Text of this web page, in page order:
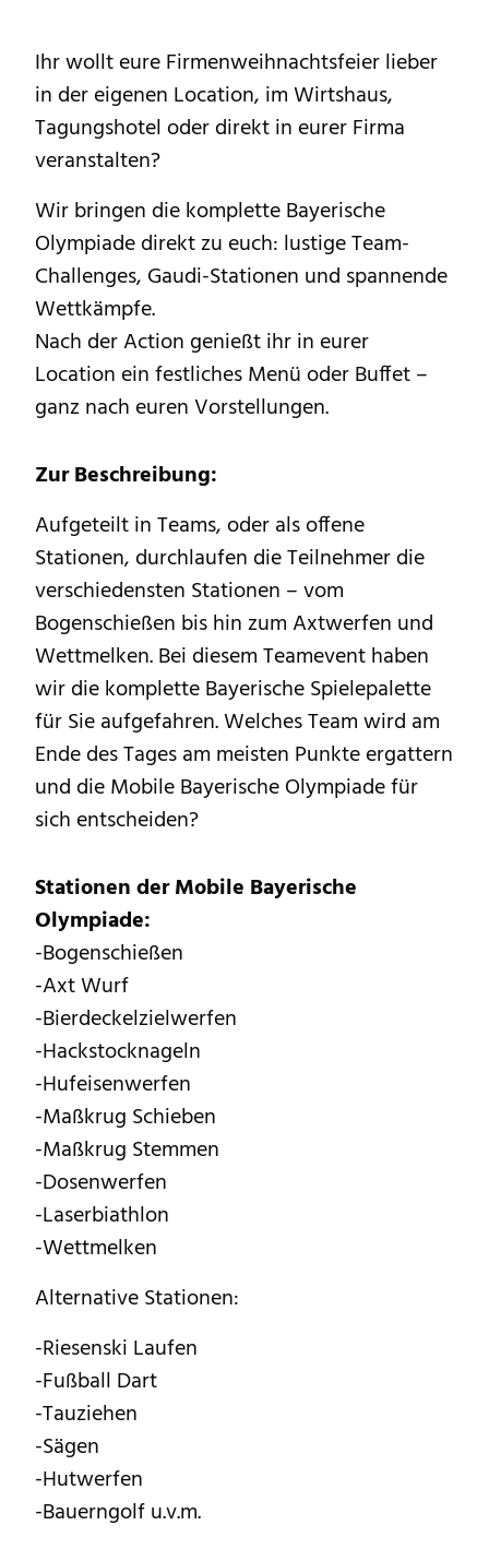
Ihr wollt eure Firmenweihnachtsfeier lieber
in der eigenen Location, im Wirtshaus,
Tagungshotel oder direkt in eurer Firma
veranstalten?
Wir bringen die komplette Bayerische
Olympiade direkt zu euch: lustige Team-
Challenges, Gaudi-Stationen und spannende
Wettkämpfe.
Nach der Action genießt ihr in eurer
Location ein festliches Menü oder Buffet –
ganz nach euren Vorstellungen.
Zur Beschreibung:
Aufgeteilt in Teams, oder als offene
Stationen, durchlaufen die Teilnehmer die
verschiedensten Stationen – vom
Bogenschießen bis hin zum Axtwerfen und
Wettmelken. Bei diesem Teamevent haben
wir die komplette Bayerische Spielepalette
für Sie aufgefahren. Welches Team wird am
Ende des Tages am meisten Punkte ergattern
und die Mobile Bayerische Olympiade für
sich entscheiden?
Stationen der Mobile Bayerische
Olympiade:
-Bogenschießen
-Axt Wurf
-Bierdeckelzielwerfen
-Hackstocknageln
-Hufeisenwerfen
-Maßkrug Schieben
-Maßkrug Stemmen
-Dosenwerfen
-Laserbiathlon
-Wettmelken
Alternative Stationen:
-Riesenski Laufen
-Fußball Dart
-Tauziehen
-Sägen
-Hutwerfen
-Bauerngolf u.v.m.